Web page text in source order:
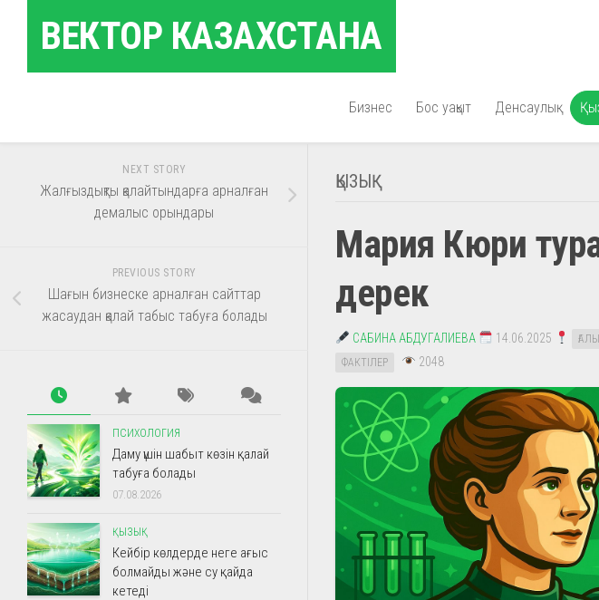
contentВЕКТОР КАЗАХСТАНА
Бизнес Бос уақыт Денсаулық
ҚЫЗЫҚ
Мария Кюри
дерек
САБИНА АБДУГАЛИЕВА 14.06.2025
ФАКТІЛЕР
2048
NEXT STORY
Жалғыздықты қалайтындарға арналған
демалыс орындары
PREVIOUS STORY
Шағын бизнеске арналған сайттар
жасаудан қалай табыс табуға болады
ПСИХОЛОГИЯ
Даму үшін шабыт көзін қалай
табуға болады
07.08.2026
ҚЫЗЫҚ
Кейбір көлдерде неге ағыс
болмайды және су қайда
кетеді